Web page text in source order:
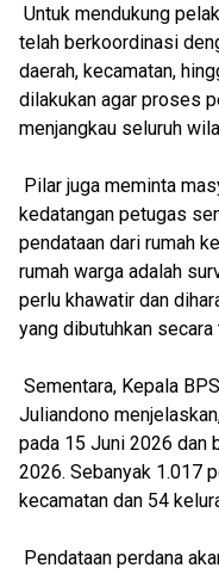
Untuk mendukung
telah berkoordinasi
daerah, kecamatan,
dilakukan agar proses
menjangkau seluruh
Pilar juga meminta
kedatangan petugas
pendataan dari rumah
rumah warga adalah
perlu khawatir dan
yang dibutuhkan secara
Sementara, Kepala
Juliandono
pada 15 Juni 2026 dan
2026. Sebanyak 1.017
kecamatan dan 54
Pendataan perdana